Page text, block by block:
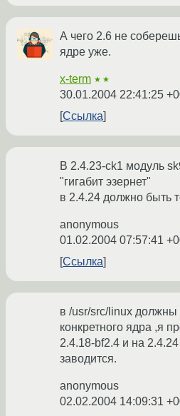
А чего 2.6 не
ядре уже.
x-term ★★
30.01.2004 22:41:25
Ссылка
В 2.4.23-ck1 модуль
"гигабит эзернет"
в 2.4.24 должно быть
anonymous
01.02.2004 07:57:41
Ссылка
в /usr/src/linux
конкретного ядра ,я
2.4.18-bf2.4 и на
заводится.
anonymous
02.02.2004 14:09:31